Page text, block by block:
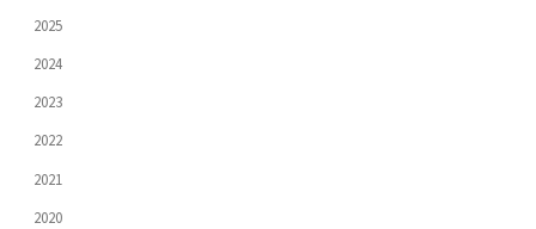
2025
2024
2023
2022
2021
2020